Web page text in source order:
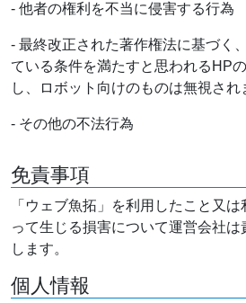
- 他者の権利を不当に侵害する行為
- 最終改正された著作権法に基づく
ている条件を満たすと思われるHP
し、ロボット向けのものは無視され
- その他の不法行為
免責事項
「ウェブ魚拓」を利用したこと又
って生じる損害について運営会社は
します。
個人情報